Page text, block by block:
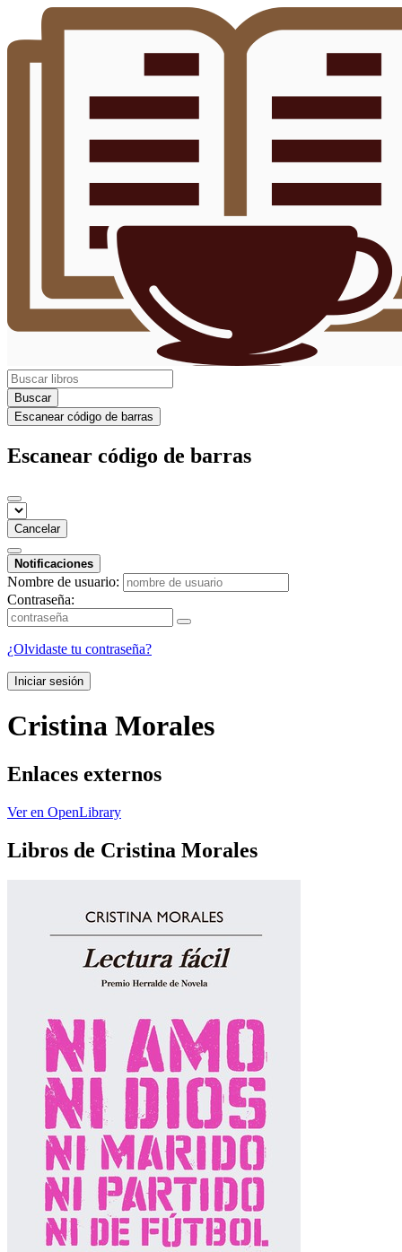
Buscar
Escanear código de barras
Escanear código de barras
Cancelar
Notificaciones
Nombre de usuario:
Contraseña:
¿Olvidaste tu contraseña?
Iniciar sesión
Cristina Morales
Enlaces externos
Ver en OpenLibrary
Libros de Cristina Morales